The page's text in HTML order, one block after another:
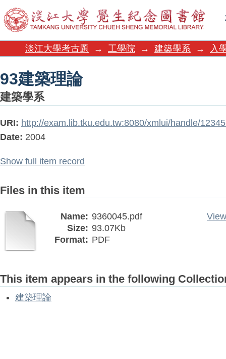
93建築理論
淡江大學考古題 → 工學院 → 建築學系 → 入
93建築理論
建築學系
URI: http://exam.lib.tku.edu.tw:8080/xmlui/handle/
Date: 2004
Show full item record
Files in this item
Name: 9360045.pdf
Size: 93.07Kb
Format: PDF
This item appears in the following
建築理論